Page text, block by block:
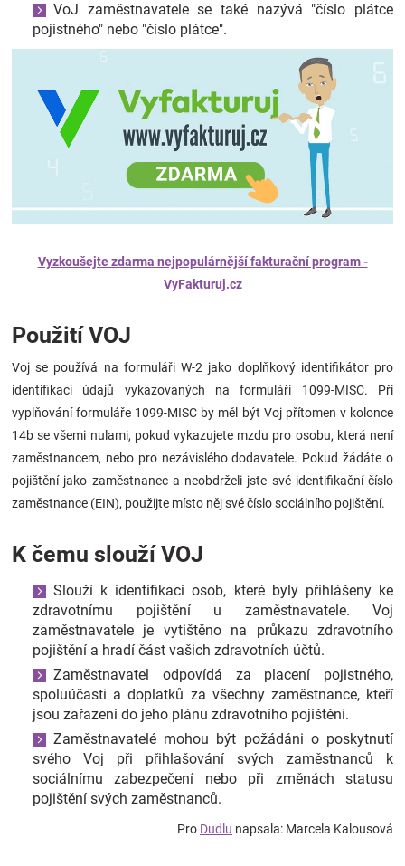
VoJ zaměstnavatele se také nazývá "číslo plátce
pojistného" nebo "číslo plátce".
Vyzkoušejte zdarma nejpopulárnější fakturační program -
VyFakturuj.cz
Použití VOJ
Voj se používá na formuláři W-2 jako doplňkový identifikátor pro
identifikaci údajů vykazovaných na formuláři 1099-MISC. Při
vyplňování formuláře 1099-MISC by měl být Voj přítomen v kolonce
14b se všemi nulami, pokud vykazujete mzdu pro osobu, která není
zaměstnancem, nebo pro nezávislého dodavatele. Pokud žádáte o
pojištění jako zaměstnanec a neobdrželi jste své identifikační číslo
zaměstnance (EIN), použijte místo něj své číslo sociálního pojištění.
K čemu slouží VOJ
Slouží k identifikaci osob, které byly přihlášeny ke
zdravotnímu pojištění u zaměstnavatele. Voj
zaměstnavatele je vytištěno na průkazu zdravotního
pojištění a hradí část vašich zdravotních účtů.
Zaměstnavatel odpovídá za placení pojistného,
spoluúčasti a doplatků za všechny zaměstnance, kteří
jsou zařazeni do jeho plánu zdravotního pojištění.
Zaměstnavatelé mohou být požádáni o poskytnutí
svého Voj při přihlašování svých zaměstnanců k
sociálnímu zabezpečení nebo při změnách statusu
pojištění svých zaměstnanců.
Pro Dudlu napsala: Marcela Kalousová